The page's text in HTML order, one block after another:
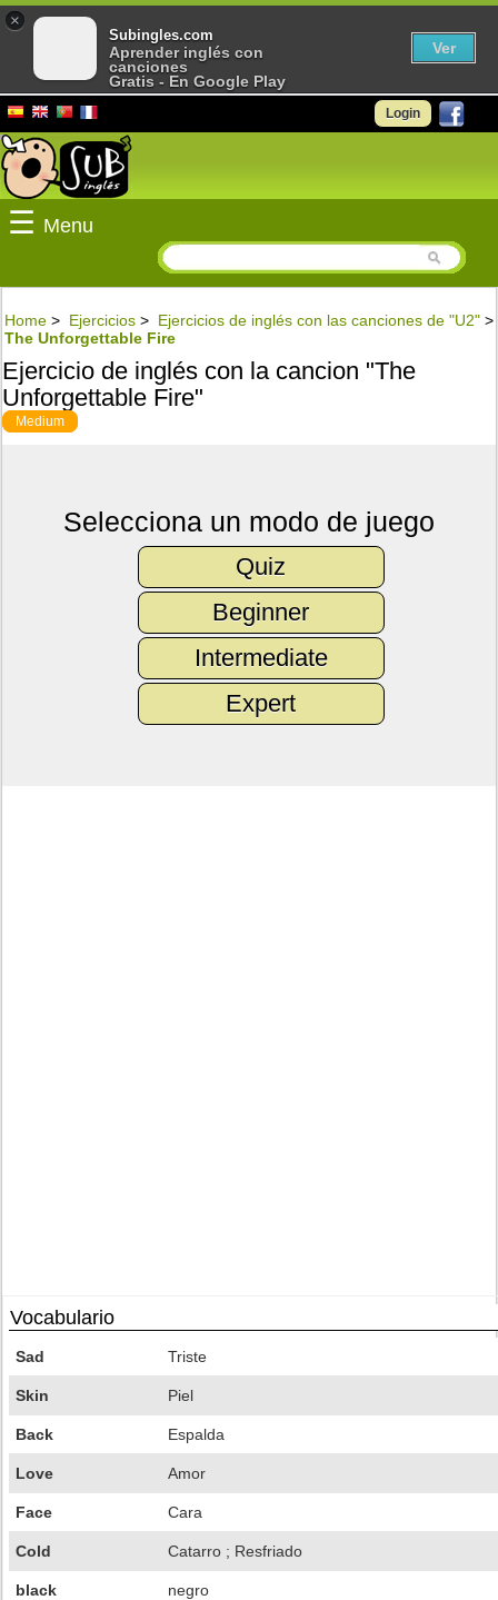
Login
☰ Menu
Home > Ejercicios > Ejercicios de inglés con las canciones de "U2" >
The Unforgettable Fire
Ejercicio de inglés con la cancion "The
Unforgettable Fire"
Medium
Selecciona un modo de juego
Quiz
Beginner
Intermediate
Expert
Vocabulario
Sad Triste
Skin Piel
Back Espalda
Love Amor
Face Cara
Cold Catarro ; Resfriado
black negro
×
Subingles.com
Aprender inglés con
canciones
Gratis - En Google Play
Ver